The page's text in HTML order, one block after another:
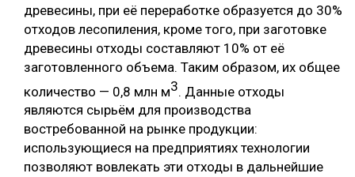
древесины, при её переработке образуется до 30%
отходов лесопиления, кроме того, при заготовке
древесины отходы составляют 10% от её
заготовленного объема. Таким образом, их общее
количество — 0,8 млн м3. Данные отходы
являются сырьём для производства
востребованной на рынке продукции:
использующиеся на предприятиях технологии
позволяют вовлекать эти отходы в дальнейшие